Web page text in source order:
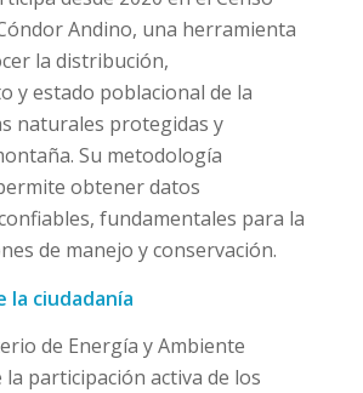
Andino, una herramienta
la distribución,
y estado poblacional de la
naturales protegidas y
Su metodología
obtener datos
fundamentales para la
de manejo y conservación.
la ciudadanía
de Energía y Ambiente
participación activa de los